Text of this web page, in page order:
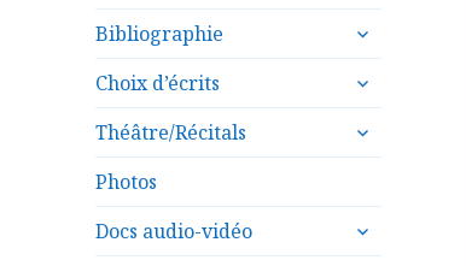
Bibliographie
ouvrir
le
sous-
menu
Choix d’écrits
ouvrir
le
sous-
menu
Théâtre/Récitals
ouvrir
le
menu
Photos
Docs audio-vidéo
ouvrir
le